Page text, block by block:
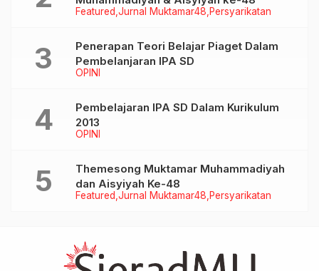
Featured Jurnal Muktamar48 Persyarikatan
OPINI
Penerapan Teori Belajar Piaget Dalam
Pembelanjaran IPA SD
OPINI
Pembelajaran IPA SD Dalam Kurikulum
2013
Featured Jurnal Muktamar48 Persyarikatan
Themesong Muktamar Muhammadiyah
dan Aisyiyah Ke-48